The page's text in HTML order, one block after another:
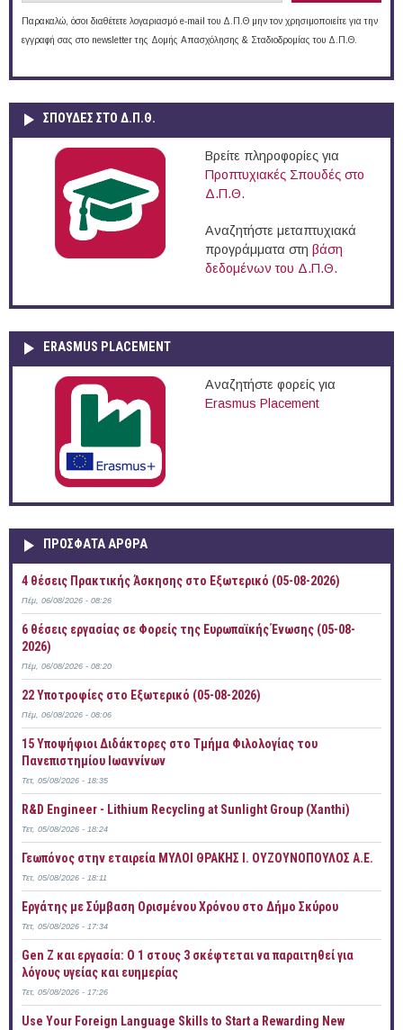
Παρακαλώ, όσοι διαθέτετε λογαριασμό e-mail του Δ.Π.Θ μην τον χρησιμοποιείτε για την
εγγραφή σας στο newsletter της Δομής Απασχόλησης & Σταδιοδρομίας του Δ.Π.Θ.
ΣΠΟΥΔΈΣ ΣΤΟ Δ.Π.Θ.
Βρείτε πληροφορίες για
Προπτυχιακές Σπουδές στο
Δ.Π.Θ.
Αναζητήστε μεταπτυχιακά
προγράμματα στη βάση
δεδομένων του Δ.Π.Θ.
ERASMUS PLACEMENT
Αναζητήστε φορείς για
Erasmus Placement
ΠΡOΣΦΑΤΑ AΡΘΡΑ
4 θέσεις Πρακτικής Άσκησης στο Εξωτερικό (05-08-2026)
Πέμ, 06/08/2026 - 08:26
6 θέσεις εργασίας σε Φορείς της Ευρωπαϊκής Ένωσης (05-08-
2026)
Πέμ, 06/08/2026 - 08:20
22 Υποτροφίες στο Εξωτερικό (05-08-2026)
Πέμ, 06/08/2026 - 08:06
15 Υποψήφιοι Διδάκτορες στο Τμήμα Φιλολογίας του
Πανεπιστημίου Ιωαννίνων
Τετ, 05/08/2026 - 18:35
R&D Engineer - Lithium Recycling at Sunlight Group (Xanthi)
Τετ, 05/08/2026 - 18:24
Γεωπόνος στην εταιρεία ΜΥΛΟΙ ΘΡΑΚΗΣ Ι. ΟΥΖΟΥΝΟΠΟΥΛΟΣ Α.Ε.
Τετ, 05/08/2026 - 18:11
Εργάτης με Σύμβαση Ορισμένου Χρόνου στο Δήμο Σκύρου
Τετ, 05/08/2026 - 17:34
Gen Z και εργασία: Ο 1 στους 3 σκέφτεται να παραιτηθεί για
λόγους υγείας και ευημερίας
Τετ, 05/08/2026 - 17:26
Use Your Foreign Language Skills to Start a Rewarding New